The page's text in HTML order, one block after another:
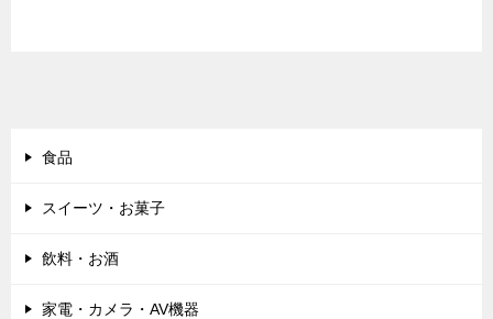
食品
スイーツ・お菓子
飲料・お酒
家電・カメラ・AV機器